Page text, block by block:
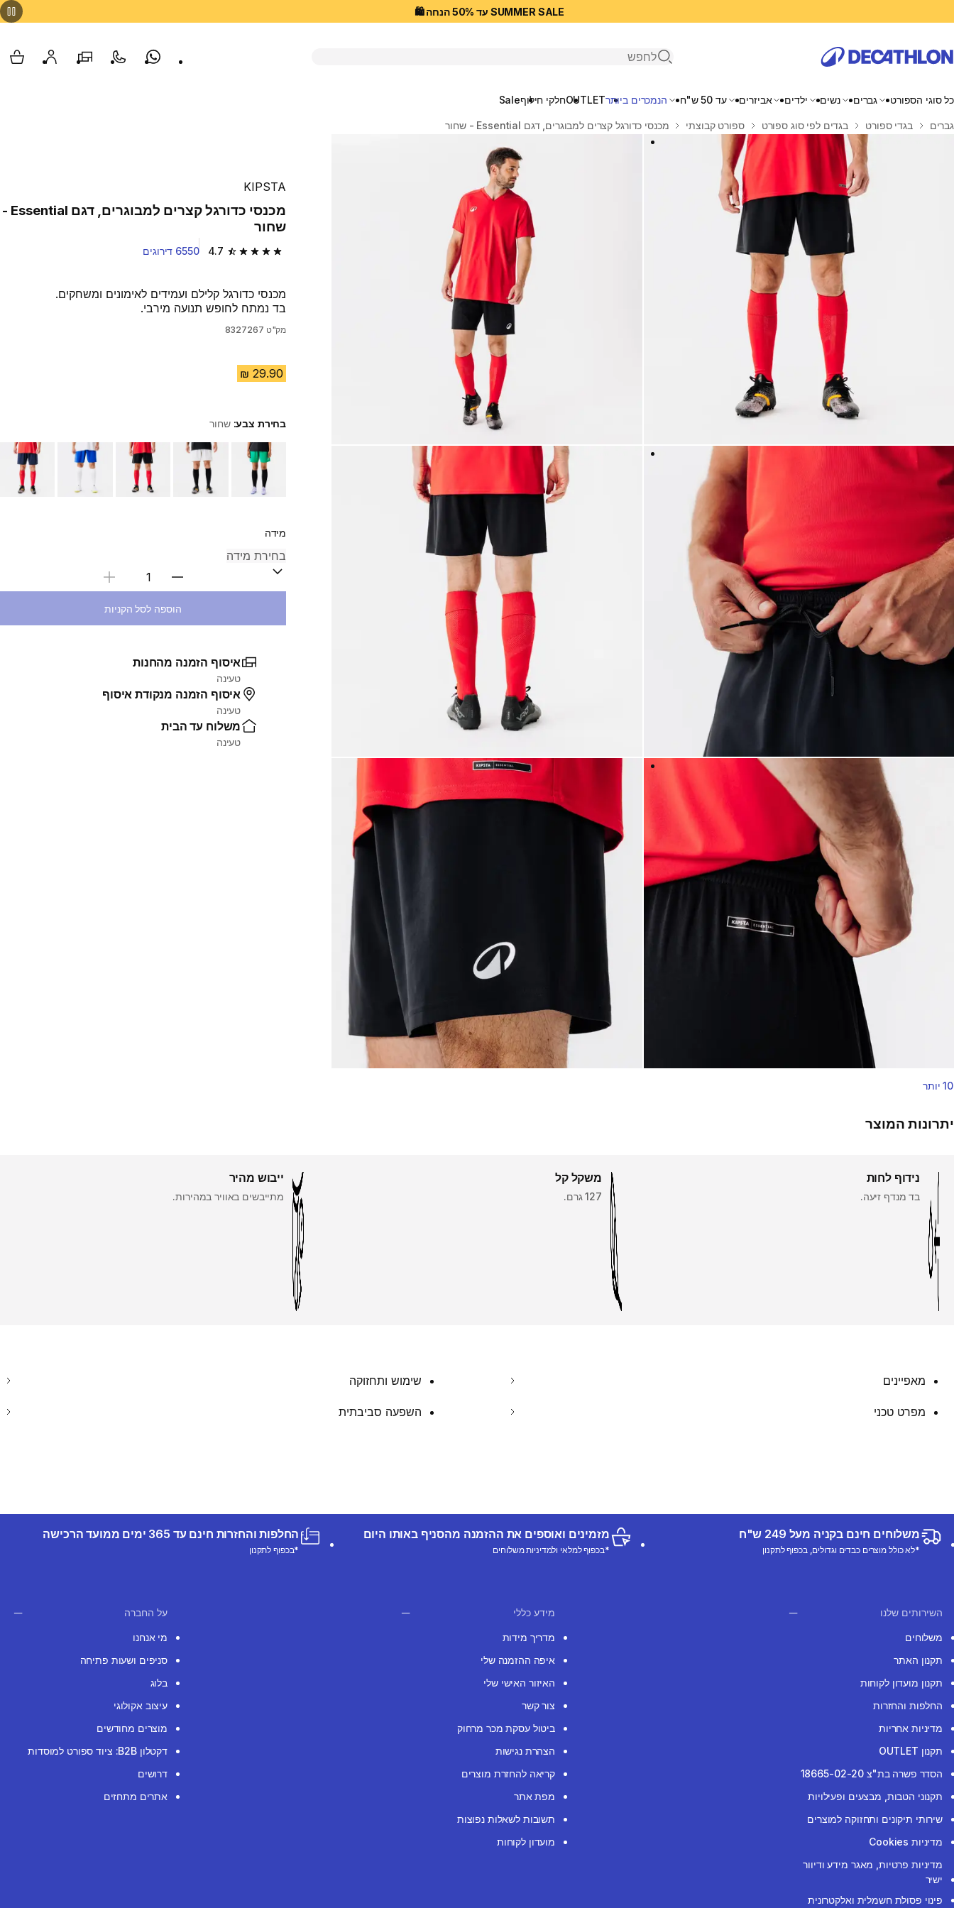
SUMMER SALE עד 50% הנחה 🛍️
פתיחת חיפוש
Whatsappצור קשרהסניפים שלנוהחשבון שלי
כל סוגי הספורט גברים נשים ילדים אביזרים עד 50 ש"ח הנמכרים ביותרOUTLETחלקי חילוףSale
בית
גברים בגדי ספורט בגדים לפי סוג ספורט ספורט קבוצתי מכנסי כדורגל קצרים למבוגרים, דגם Essential - שחור
10 יותר
KIPSTA
מכנסי כדורגל קצרים למבוגרים, דגם Essential -
שחור
4.7 4.7 out of 5 stars from 6550 reviews 6550 דירוגים
מכנסי כדורגל קלילם ועמידים לאימונים ומשחקים.
בד נמתח לחופש תנועה מירבי.
מק"ט 8327267
בחירת צבע:שחור
Choose a variant
מידה
בחירת כמות
הוספה לסל הקניות
איסוף הזמנה מהחנות
טעינה
איסוף הזמנה מנקודת איסוף
טעינה
משלוח עד הבית
טעינה
יתרונות המוצר
נידוף לחות
בד מנדף זיעה.
משקל קל
127 גרם.
ייבוש מהיר
מתייבשים באוויר במהירות.
מאפיינים שימוש ותחזוקה
מפרט טכני השפעה סביבתית
משלוחים חינם בקניה מעל 249 ש"ח
*לא כולל מוצרים כבדים וגדולים, בכפוף לתקנון
מזמינים ואוספים את ההזמנה מהסניף באותו היום
*בכפוף למלאי ולמדיניות משלוחים
החלפות והחזרות חינם עד 365 ימים ממועד הרכישה
*בכפוף לתקנון
השירותים שלנו
משלוחים
תקנון האתר
תקנון מועדון לקוחות
החלפות והחזרות
מדיניות אחריות
תקנון OUTLET
הסדר פשרה בת"צ 18665-02-20
תקנוני הטבות, מבצעים ופעילויות
שירותי תיקונים ותחזוקה למוצרים
מדיניות Cookies
מדיניות פרטיות, מאגר מידע ודיוור
ישיר
פינוי פסולת חשמלית ואלקטרונית
מידע כללי
מדריך מידות
איפה ההזמנה שלי
האיזור האישי שלי
צור קשר
ביטול עסקת מכר מרחוק
הצהרת נגישות
קריאה להחזרת מוצרים
מפת אתר
תשובות לשאלות נפוצות
מועדון לקוחות
על החברה
מי אנחנו
סניפים ושעות פתיחה
בלוג
עיצוב אקולוגי
מוצרים מחודשים
דקטלון B2B: ציוד ספורט למוסדות
דרושים
אתרים מתחזים